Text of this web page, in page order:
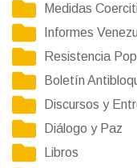
Medidas
Informes
Resistencia
Boletín
Discursos y
Diálogo y Paz
Libros